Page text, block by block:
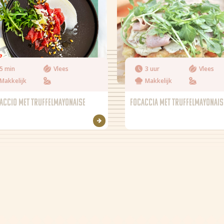
min
Vlees
MET TRUFFELMAYONAISE
3 uur
Vlees
Makkelijk
FOCACCIA MET